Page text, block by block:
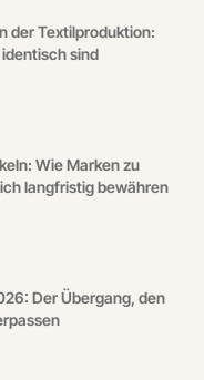
der Textilproduktion:
sind
Wie Marken zu
langfristig bewähren
Der Übergang, den